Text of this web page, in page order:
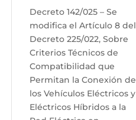
Decreto 142/025 – Se
modifica el Artículo 8 del
Decreto 225/022, Sobre
Criterios Técnicos de
Compatibilidad que
Permitan la Conexión de
los Vehículos Eléctricos y
Eléctricos Híbridos a la